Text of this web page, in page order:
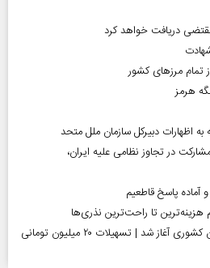
دریافت خواهد کرد
اظهارات دبیرکل سازمان ملل متحد
در تجاوز نظامی علیه ایران،
پاسخ قاطعیم
هزینه‌ترین تا راحت‌ترین نذری‌ها
ثبت‌نام وام اربعین بازنشستگان کشوری آغاز شد | تسهیلات ۲۰ میلیون تومانی